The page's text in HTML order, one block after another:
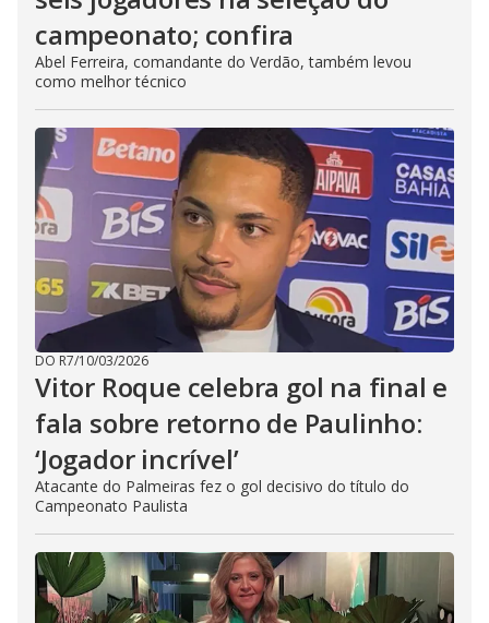
campeonato; confira
Abel Ferreira, comandante do Verdão, também levou
como melhor técnico
DO R7/10/03/2026
Vitor Roque celebra gol na final e
fala sobre retorno de Paulinho:
‘Jogador incrível’
Atacante do Palmeiras fez o gol decisivo do título do
Campeonato Paulista